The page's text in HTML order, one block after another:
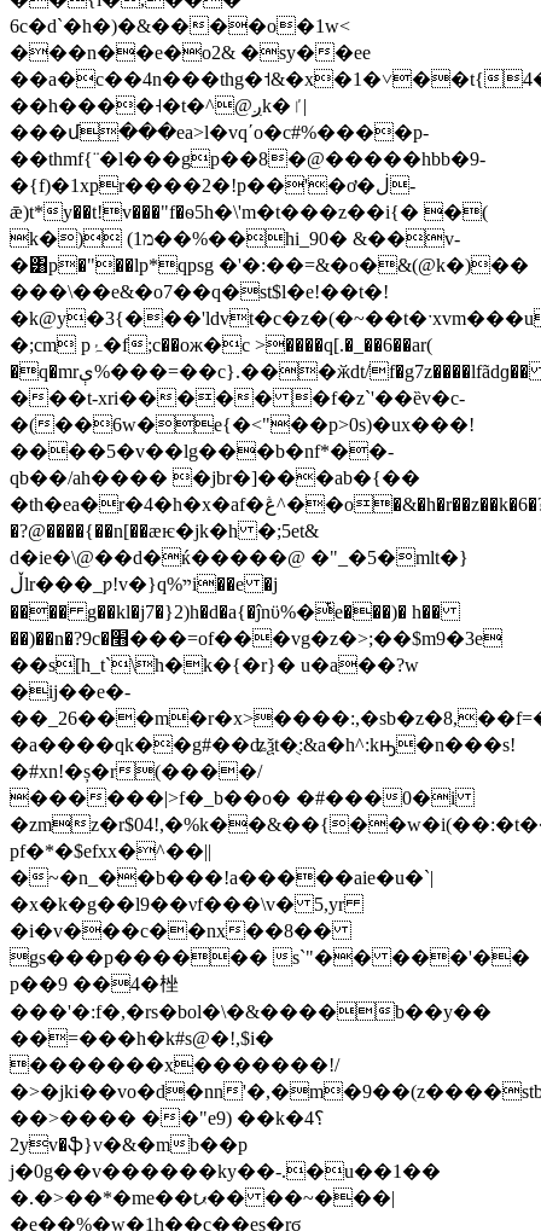
6c�d`�h�)�&����o�1w<
���n��e�o2& �sy��ee
��a�c��4n���thg�˦&�x�1�˅��t{
��h����˧�t�^@ږk�ٵ|
���մ���ea>l�vq΄o�c#%����p-
��thmf{¨�l���gp��8�@�����hbb�9-
�{f)�1xpr����2�!p��'�ơ�ڶ-
ǣ)t*y��t!v���"f�ѳ5h�\'m�t���z��i{� �(
k�) (מ1��%��hi_90� &��v-
�͸p�"��lp*ԛpsg �'�:��=&�o�&(@k�)��
���\��e&�o7��q�st$l�e!��t�!
�k@y�3{���'l
�;cm pۂ�f;c��oж�c >����q[.�_��6��ar(
�q�mrې%���=��c}.���ӂdt/f�g7z����lfãdɡ�� ���@�����rͅ*�٢�m����
���t-xri����� �f�z`'��ȅv�c-
�(��6w�e{�<"��p>0s)�ux���!
����5�v��lg���b�nf*��-
qb��/ah���� �jbr�]���ab�{��
�th�ea�r�4�h�x�af�ڠ^��o�&�h�r��z��k�6�?
�?@����{��n[��ӕѥ�jk�h �;5et&
d�ie�\@��d�ќ�����@ �"_�5�mlt�}
ڵlr���_ƿ!v�}q%ײi��e �j
���� g��kl�j7�}2)h�d�a{�ĵnϋ%�ͭe���)� h��
��)��n�?9c�׫���=of���vg�z�>;��$m9�3e
��s[h_t`\h�k�{�r}� u�a��?w
�ij��e�-
�a����qk��g#��ʥѯt�ֻ:&a�h^:kԣ�n���s!
�#xn!�ș�r(����/
������|>f�_b��o� �#���0�i
�zm
pf�*�$efxx�^��||
�~�n_��b���!a�����aie�u�`|
�x�k�g��l9��νf���\v� 5,yr
�i�v���c��nx��8��
gs���p������ s`"�� ���'��
p��9 ��4�㭫
���'�:f�,�rs�bol�\�&����b��y��
��=���h�k#s@�!,$i�
�������x�������!/
�>�jki��vo�d�nn
��>���� ��"e9) ��k�4؟
2yv�ֆ}v�&�mb��p
j�0g��v������ky��-.�u��1��
�.�>��*�me��tޕ�� ��~���|
�e��%�w�1h��c��es�rϭ